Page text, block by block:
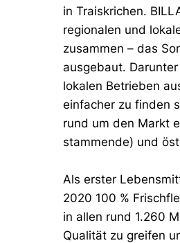
in Traiskrichen.
regionalen und
zusammen – das
ausgebaut.
lokalen Betrieben
einfacher zu finden
rund um den Markt
stammende) und
Als erster
2020 100 %
in allen rund 1.260
Qualität zu greifen